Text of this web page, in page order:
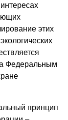
этих
Федеральным
принцип